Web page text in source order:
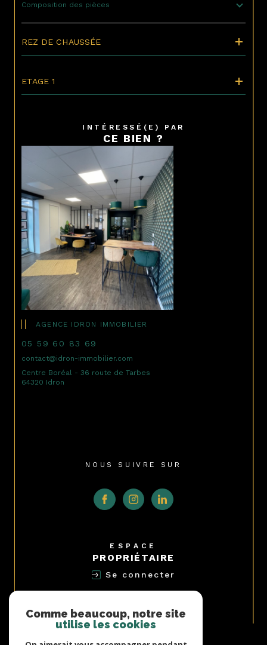
Composition des pièces
REZ DE CHAUSSÉE
ETAGE 1
INTÉRESSÉ(E) PAR
CE BIEN ?
AGENCE IDRON IMMOBILIER
05 59 60 83 69
contact@idron-immobilier.com
Centre Boréal - 36 route de Tarbes
64320 Idron
NOUS SUIVRE SUR
ESPACE
PROPRIÉTAIRE
Se connecter
ADHÉRONS
Comme beaucoup, notre site
utilise les cookies